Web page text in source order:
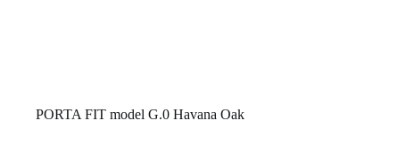
PORTA FIT model G.0 Havana Oak